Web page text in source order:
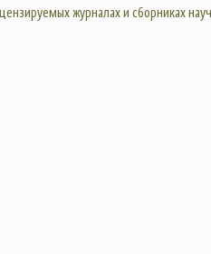
журналах и сборниках